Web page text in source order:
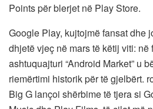
Points për blerjet në Play Store.
Google Play, kujtojmë fansat dhe
dhjetë vjeç në mars të këtij viti: në
ashtuquajturi “Android Market” u
riemërtimi historik për të gjelbërt.
Big G lançoi shërbime të tjera si